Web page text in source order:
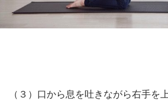
（３）口から息を吐きながら右手を